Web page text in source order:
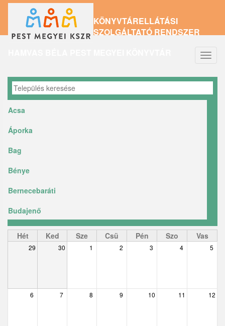
tartalomra
KÖNYVTÁRELLÁTÁSI
SZOLGÁLTATÓ RENDSZER
Acsa
Áporka
Bag
Bénye
Bernecebaráti
Budajenő
Ceglédbercel
Csemő
Csobánka
Hét Ked Sze Csü Pén Szo Vas
29 30 1 2 3 4 5
6 7 8 9 10 11 12